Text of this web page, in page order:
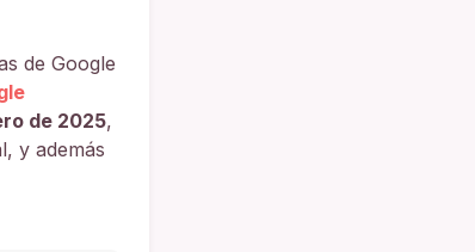
de Google
de 2025,
y además